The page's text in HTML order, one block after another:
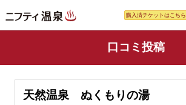
購入済チケットはこちら
口コミ投稿
天然温泉 ぬくもりの湯